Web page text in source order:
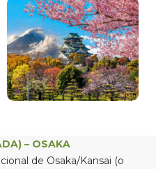
– OSAKA
de Osaka/Kansai (o